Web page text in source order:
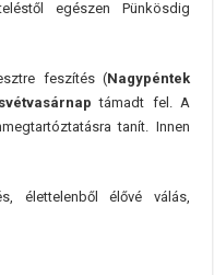
egészen Pünkösdig
feszítés (Nagypéntek
támadt fel. A
tanít. Innen
élettelenből élővé válás,